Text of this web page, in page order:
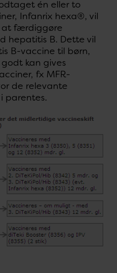
én eller to
Infanrix hexa®, vil
at færdiggøre
hepatitis B. Dette vil
B-vaccine til børn,
kan gives
fx MFR-
de relevante
parentes.